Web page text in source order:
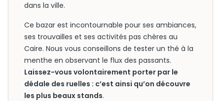
dans la ville.
Ce bazar est incontournable pour ses ambiances,
ses trouvailles et ses activités pas chères au
Caire. Nous vous conseillons de tester un thé à la
menthe en observant le flux des passants.
Laissez-vous volontairement porter par le
dédale des ruelles : c’est ainsi qu’on découvre
les plus beaux stands.